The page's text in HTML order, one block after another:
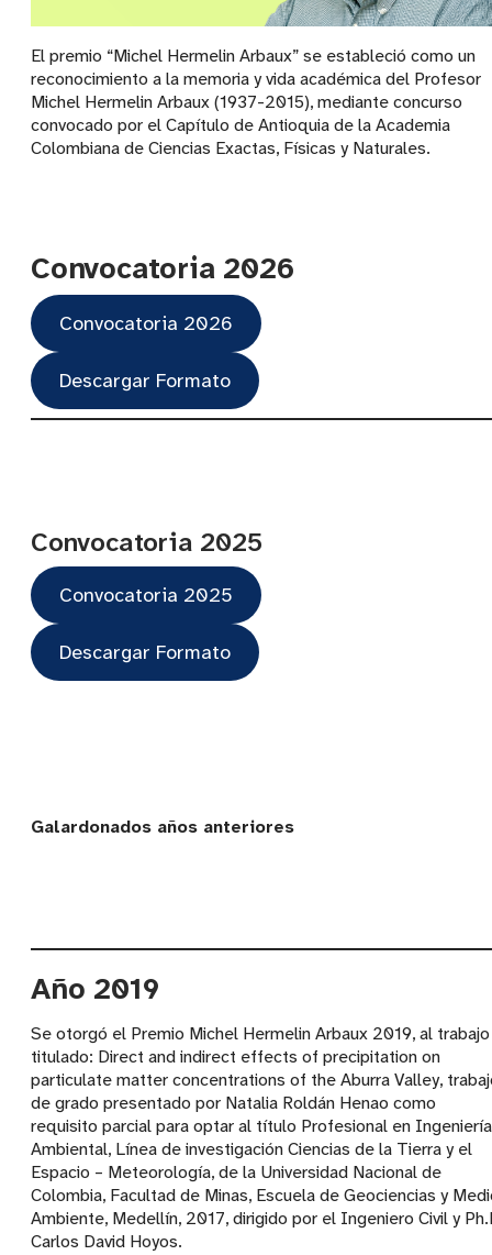
El premio “Michel Hermelin Arbaux” se estableció como un
reconocimiento a la memoria y vida académica del Profesor
Michel Hermelin Arbaux (1937-2015), mediante concurso
convocado por el Capítulo de Antioquia de la Academia
Colombiana de Ciencias Exactas, Físicas y Naturales.
Convocatoria 2026
Convocatoria 2026
Descargar Formato
Convocatoria 2025
Convocatoria 2025
Descargar Formato
Galardonados años anteriores
Año 2019
Se otorgó el Premio Michel Hermelin Arbaux 2019, al trabajo
titulado: Direct and indirect effects of precipitation on
particulate matter concentrations of the Aburra Valley,
de grado presentado por Natalia Roldán Henao como
requisito parcial para optar al título Profesional en Ingeniería
Ambiental, Línea de investigación Ciencias de la Tierra y el
Espacio – Meteorología, de la Universidad Nacional de
Colombia, Facultad de Minas, Escuela de Geociencias y
Ambiente, Medellín, 2017, dirigido por el Ingeniero Civil y
Carlos David Hoyos.